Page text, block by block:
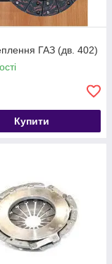
ГАЗ (дв. 402)
Купити